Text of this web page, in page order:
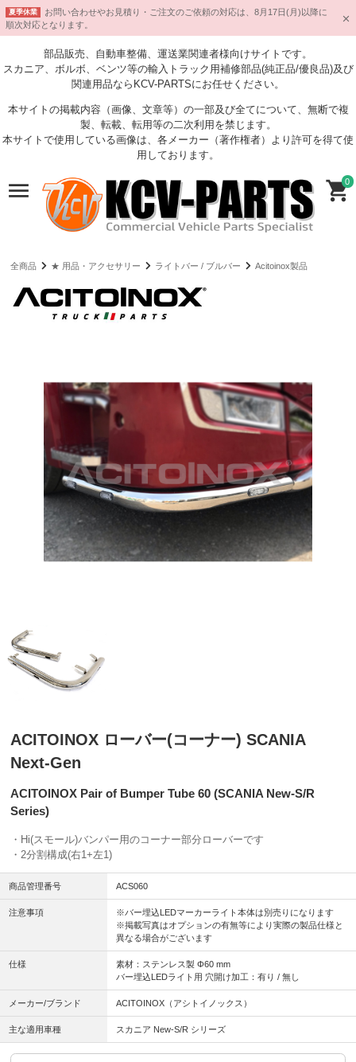
夏季休業
お問い合わせやお見積り・ご注文のご依頼の対応は、8月17日(月)以降に
順次対応となります。
部品販売、自動車整備、運送業関連者様向けサイトです。
スカニア、ボルボ、ベンツ等の輸入トラック用補修部品(純正品/優良品)及び
関連用品ならKCV-PARTSにお任せください。
本サイトの掲載内容（画像、文章等）の一部及び全てについて、無断で複
製、転載、転用等の二次利用を禁じます。
本サイトで使用している画像は、各メーカー（著作権者）より許可を得て使
用しております。
0
全商品 ★ 用品・アクセサリー ライトバー / ブルバー Acitoinox製品
ACITOINOX ローバー(コーナー) SCANIA
Next-Gen
ACITOINOX Pair of Bumper Tube 60 (SCANIA New-S/R
Series)
・Hi(スモール)バンパー用のコーナー部分ローバーです
・2分割構成(右1+左1)
商品管理番号 ACS060
注意事項
※バー埋込LEDマーカーライト本体は別売りになります
※掲載写真はオプションの有無等により実際の製品仕様と
異なる場合がございます
仕様
素材：ステンレス製 Φ60 mm
バー埋込LEDライト用 穴開け加工：有り / 無し
メーカー/ブランド ACITOINOX（アシトイノックス）
主な適用車種 スカニア New-S/R シリーズ